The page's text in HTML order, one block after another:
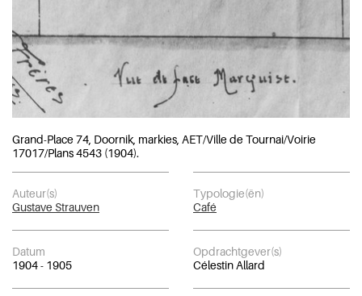
Grand-Place 74, Doornik, markies, AET/Ville de Tournai/Voirie
17017/Plans 4543 (1904).
Auteur(s)
Gustave Strauven
Typologie(ën)
Café
Datum
1904 - 1905
Opdrachtgever(s)
Célestin Allard